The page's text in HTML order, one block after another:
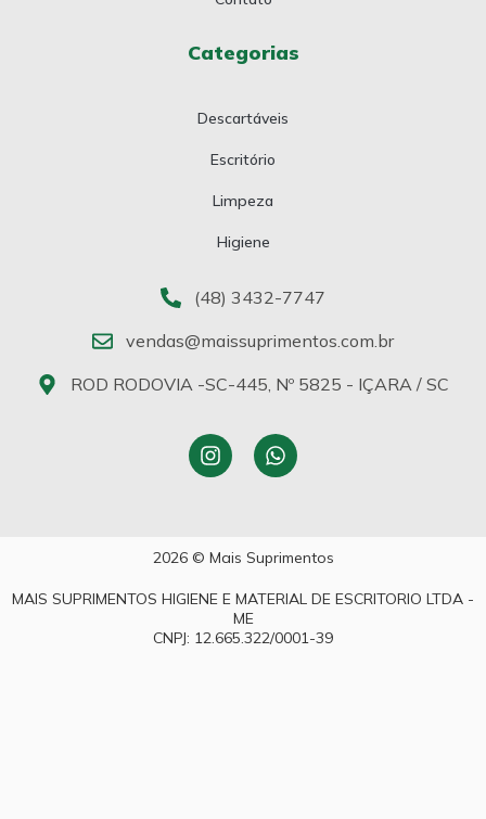
Categorias
Descartáveis
Escritório
Limpeza
Higiene
(48) 3432-7747
vendas@maissuprimentos.com.br
ROD RODOVIA -SC-445, Nº 5825 - IÇARA / SC
2026 © Mais Suprimentos
MAIS SUPRIMENTOS HIGIENE E MATERIAL DE ESCRITORIO LTDA -
ME
CNPJ: 12.665.322/0001-39